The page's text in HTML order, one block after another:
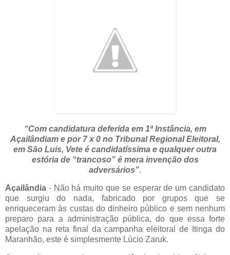
“Com candidatura deferida em 1ª Instância, em
Açailândiam e por 7 x 0 no Tribunal Regional Eleitoral,
em São Luis, Vete é candidatíssima e qualquer outra
estória de “trancoso” é mera invenção dos
adversários”.
Açailândia - Não há muito que se esperar de um candidato
que surgiu do nada, fabricado por grupos que se
enriqueceram às custas do dinheiro público e sem nenhum
preparo para a administração pública, do que essa forte
apelação na reta final da campanha eleitoral de Itinga do
Maranhão, este é simplesmente Lúcio Zaruk.